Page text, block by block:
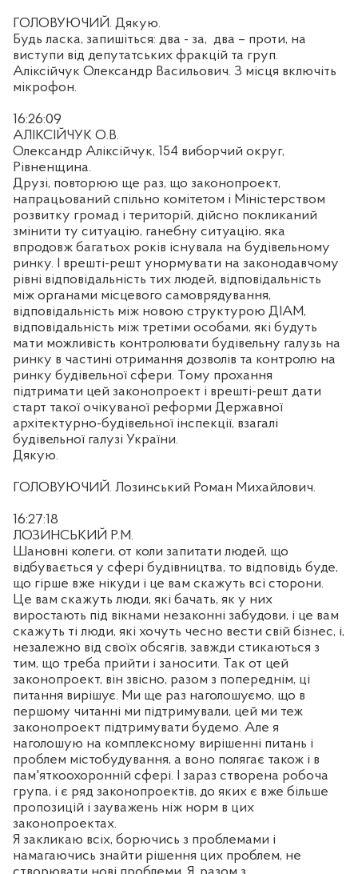
ГОЛОВУЮЧИЙ. Дякую.
Будь ласка, запишіться: два - за, два – проти, на
виступи від депутатських фракцій та груп.
Аліксійчук Олександр Васильович. З місця включіть
мікрофон.
16:26:09
АЛІКСІЙЧУК О.В.
Олександр Аліксійчук, 154 виборчий округ,
Рівненщина.
Друзі, повторюю ще раз, що законопроект,
напрацьований спільно комітетом і Міністерством
розвитку громад і територій, дійсно покликаний
змінити ту ситуацію, ганебну ситуацію, яка
впродовж багатьох років існувала на будівельному
ринку. І врешті-решт унормувати на законодавчому
рівні відповідальність тих людей, відповідальність
між органами місцевого самоврядування,
відповідальність між новою структурою ДІАМ,
відповідальність між третіми особами, які будуть
мати можливість контролювати будівельну галузь на
ринку в частині отримання дозволів та контролю на
ринку будівельної сфери. Тому прохання
підтримати цей законопроект і врешті-решт дати
старт такої очікуваної реформи Державної
архітектурно-будівельної інспекції, взагалі
будівельної галузі України.
Дякую.
ГОЛОВУЮЧИЙ. Лозинський Роман Михайлович.
16:27:18
ЛОЗИНСЬКИЙ Р.М.
Шановні колеги, от коли запитати людей, що
відбувається у сфері будівництва, то відповідь буде,
що гірше вже нікуди і це вам скажуть всі сторони.
Це вам скажуть люди, які бачать, як у них
виростають під вікнами незаконні забудови, і це вам
скажуть ті люди, які хочуть чесно вести свій бізнес, і,
незалежно від своїх обсягів, завжди стикаються з
тим, що треба прийти і заносити. Так от цей
законопроект, він звісно, разом з попереднім, ці
питання вирішує. Ми ще раз наголошуємо, що в
першому читанні ми підтримували, цей ми теж
законопроект підтримувати будемо. Але я
наголошую на комплексному вирішенні питань і
проблем містобудування, а воно полягає також і в
пам'яткоохоронній сфері. І зараз створена робоча
група, і є ряд законопроектів, до яких є вже більше
пропозицій і зауважень ніж норм в цих
законопроектах.
Я закликаю всіх, борючись з проблемами і
намагаючись знайти рішення цих проблем, не